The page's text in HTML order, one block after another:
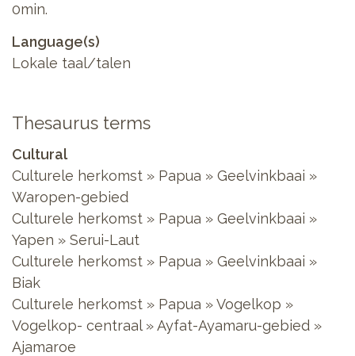
0min.
Language(s)
Lokale taal/talen
Thesaurus terms
Cultural
Culturele herkomst » Papua » Geelvinkbaai »
Waropen-gebied
Culturele herkomst » Papua » Geelvinkbaai »
Yapen » Serui-Laut
Culturele herkomst » Papua » Geelvinkbaai »
Biak
Culturele herkomst » Papua » Vogelkop »
Vogelkop- centraal » Ayfat-Ayamaru-gebied »
Ajamaroe